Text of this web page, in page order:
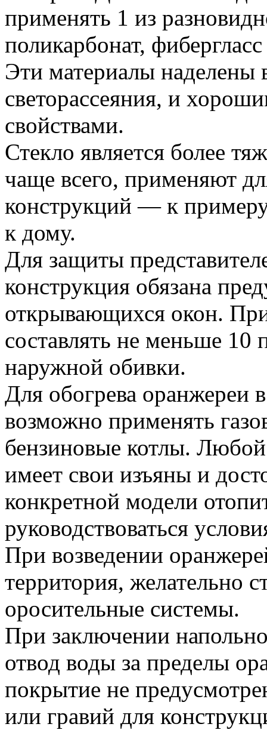
применять 1 из
поликарбонат,
Эти материалы
светорассеяния, и
свойствами.
Стекло является более
чаще всего, применяют
конструкций — к
к дому.
Для защиты
конструкция обязана
открывающихся окон.
составлять не меньше 10
наружной обивки.
Для обогрева оранжереи
возможно применять
бензиновые котлы. Любой
имеет свои изъяны и
конкретной модели
руководствоваться
При возведении
территория, желательно
оросительные системы.
При заключении
отвод воды за пределы
покрытие не
или гравий для